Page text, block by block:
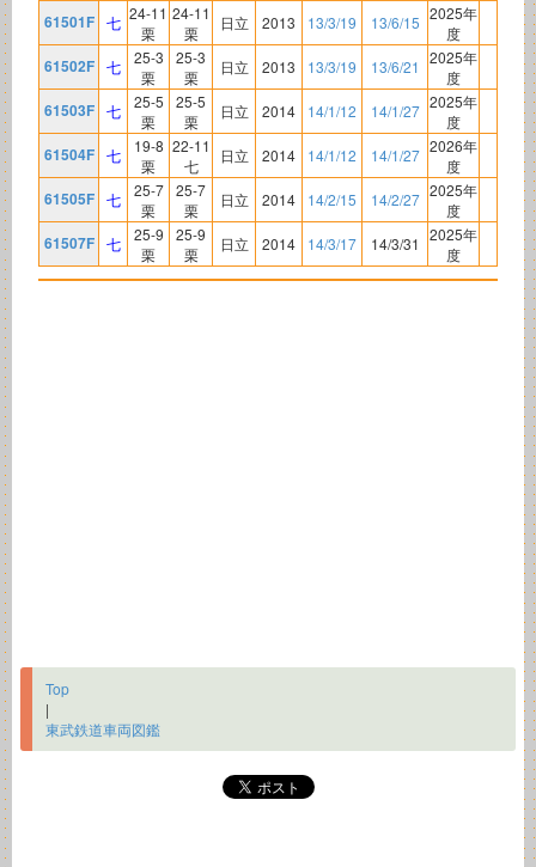
61501F
七 24-11
栗
24-11
栗
日立 2013 13/3/19 13/6/15 2025年
度
61502F 七
25-3
栗
25-3
栗
日立 2013 13/3/19 13/6/21 2025年
度
61503F 七
25-5
栗
25-5
栗
日立 2014 14/1/12 14/1/27 2025年
度
61504F 七
19-8
栗
22-11
七
日立 2014 14/1/12 14/1/27 2026年
度
61505F 七
25-7
栗
25-7
栗
日立 2014 14/2/15 14/2/27 2025年
度
61507F 七
25-9
栗
25-9
栗
日立 2014 14/3/17 14/3/31 2025年
度
Top
|
東武鉄道車両図鑑